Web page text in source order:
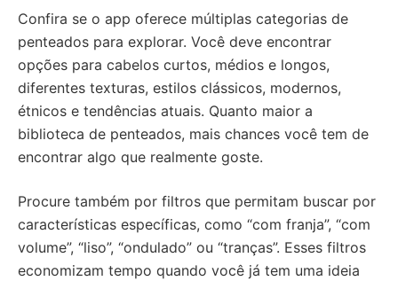
Confira se o app oferece múltiplas categorias de
penteados para explorar. Você deve encontrar
opções para cabelos curtos, médios e longos,
diferentes texturas, estilos clássicos, modernos,
étnicos e tendências atuais. Quanto maior a
biblioteca de penteados, mais chances você tem de
encontrar algo que realmente goste.
Procure também por filtros que permitam buscar por
características específicas, como “com franja”, “com
volume”, “liso”, “ondulado” ou “tranças”. Esses filtros
economizam tempo quando você já tem uma ideia